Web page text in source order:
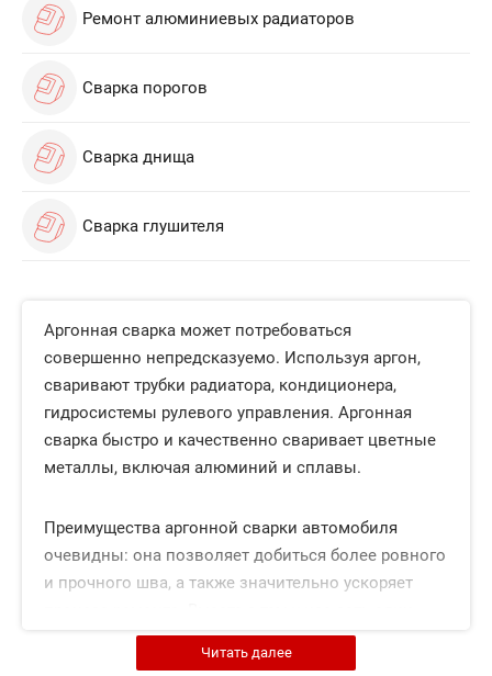
Ремонт алюминиевых радиаторов
Сварка порогов
Сварка днища
Сварка глушителя
Аргонная сварка может потребоваться
совершенно непредсказуемо. Используя аргон,
сваривают трубки радиатора, кондиционера,
гидросистемы рулевого управления. Аргонная
сварка быстро и качественно сваривает цветные
металлы, включая алюминий и сплавы.
Преимущества аргонной сварки автомобиля
очевидны: она позволяет добиться более ровного
и прочного шва, а также значительно ускоряет
существенный недостаток, из-за которого не
каждый автосервис возьмется за подобную
Читать далее